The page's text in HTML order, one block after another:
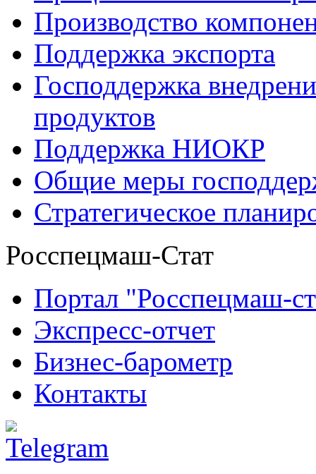
Производство
Поддержка экспорта
Господдержка
продуктов
Поддержка НИОКР
Общие меры
Стратегическое
Росспецмаш-Стат
Портал "Росспецмаш-
Экспресс-отчет
Бизнес-барометр
Контакты